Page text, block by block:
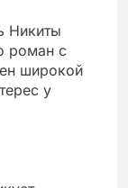
Никиты
роман с
широкой
у